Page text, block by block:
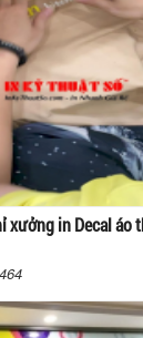
xưởng in Decal áo